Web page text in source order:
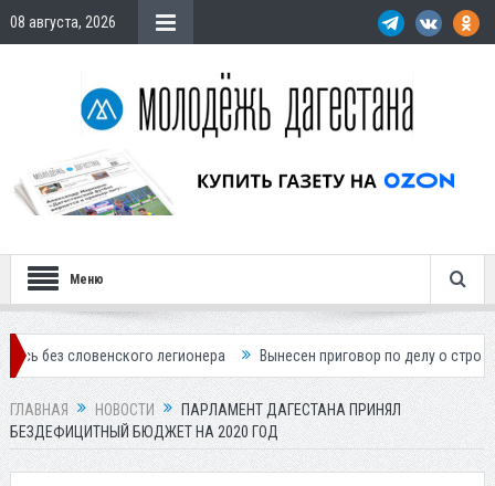
08 августа, 2026
Меню
легионера Вынесен приговор по делу о строительстве
ГЛАВНАЯ НОВОСТИ
ПАРЛАМЕНТ ДАГЕСТАНА ПРИНЯЛ
БЕЗДЕФИЦИТНЫЙ БЮДЖЕТ НА 2020 ГОД